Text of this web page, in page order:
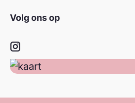
Volg ons op
Instagram